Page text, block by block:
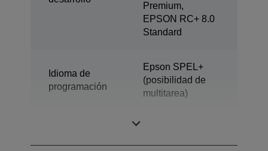
Premium,
EPSON RC+ 8.0
Standard
Idioma de
programación
Epson SPEL+
(posibilidad de
multitarea)